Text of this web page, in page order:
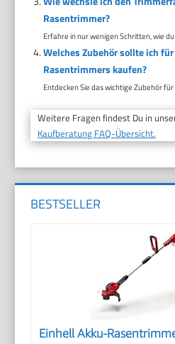
Rasentrimmer?
Erfahre in nur wenigen Schritten, wie
Welches Zubehör sollte ich
Rasentrimmers kaufen?
Entdecken Sie das wichtige Zubehör
Weitere Fragen findest Du in
Kaufberatung FAQ-Übersicht.
BESTSELLER
Einhell Akku-